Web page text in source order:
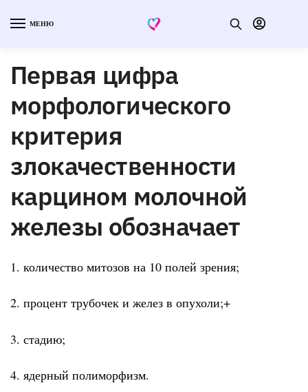
МЕНЮ
Первая цифра
морфологического
критерия
злокачественности
карцином молочной
железы обозначает
1. количество митозов на 10 полей зрения;
2. процент трубочек и желез в опухоли;+
3. стадию;
4. ядерный полиморфизм.